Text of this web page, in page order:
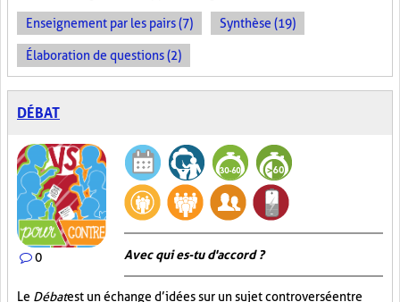
Enseignement par les pairs (7) Synthèse (19)
Élaboration de questions (2)
DÉBAT
0 Avec qui es-tu d'accord ?
Le Débatest un échange d’idées sur un sujet controversé entre